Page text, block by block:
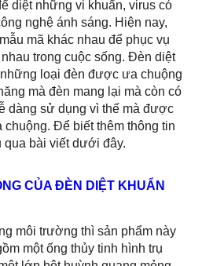
diệt những vi khuẩn, virus có
nghệ ánh sáng. Hiện nay,
mã khác nhau để phục vụ
trong cuộc sống. Đèn diệt
loại đèn được ưa chuộng
mà đèn mang lại mà còn có
dàng sử dụng vì thế mà được
chuộng. Để biết thêm thông tin
qua bài viết dưới đây.
CỦA ĐÈN DIỆT KHUẨN
môi trường thì sản phẩm này
một ống thủy tinh hình trụ